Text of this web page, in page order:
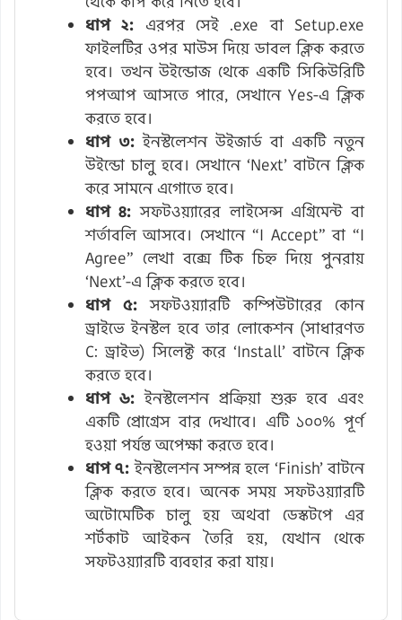
ধাপ ২: এরপর সেই .exe বা Setup.exe
ফাইলটির ওপর মাউস দিয়ে ডাবল ক্লিক করতে
হবে। তখন উইন্ডোজ থেকে একটি সিকিউরিটি
পপআপ আসতে পারে, সেখানে Yes-এ ক্লিক
করতে হবে।
ধাপ ৩:ইনস্টলেশন উইজার্ড বা একটি নতুন
উইন্ডো চালু হবে। সেখানে ‘Next’ বাটনে ক্লিক
করে সামনে এগোতে হবে।
ধাপ ৪: সফটওয়্যারের লাইসেন্স এগ্রিমেন্ট বা
শর্তাবলি আসবে। সেখানে “I Accept” বা “I
Agree” লেখা বক্সে টিক চিহ্ন দিয়ে পুনরায়
‘Next’-এ ক্লিক করতে হবে।
ধাপ ৫: সফটওয়্যারটি কম্পিউটারের কোন
ড্রাইভে ইনস্টল হবে তার লোকেশন (সাধারণত
C: ড্রাইভ) সিলেক্ট করে ‘Install’ বাটনে ক্লিক
করতে হবে।
ধাপ ৬: ইনস্টলেশন প্রক্রিয়া শুরু হবে এবং
একটি প্রোগ্রেস বার দেখাবে। এটি ১০০% পূর্ণ
হওয়া পর্যন্ত অপেক্ষা করতে হবে।
ধাপ ৭: ইনস্টলেশন সম্পন্ন হলে ‘Finish’ বাটনে
ক্লিক করতে হবে। অনেক সময় সফটওয়্যারটি
অটোমেটিক চালু হয় অথবা ডেস্কটপে এর
শর্টকাট আইকন তৈরি হয়, যেখান থেকে
সফটওয়্যারটি ব্যবহার করা যায়।